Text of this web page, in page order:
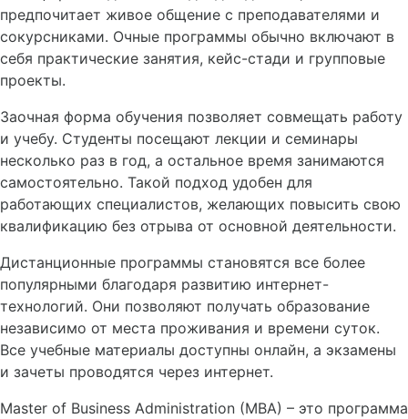
предпочитает живое общение с преподавателями и
сокурсниками. Очные программы обычно включают в
себя практические занятия, кейс-стади и групповые
проекты.
Заочная форма обучения позволяет совмещать работу
и учебу. Студенты посещают лекции и семинары
несколько раз в год, а остальное время занимаются
самостоятельно. Такой подход удобен для
работающих специалистов, желающих повысить свою
квалификацию без отрыва от основной деятельности.
Дистанционные программы становятся все более
популярными благодаря развитию интернет-
технологий. Они позволяют получать образование
независимо от места проживания и времени суток.
Все учебные материалы доступны онлайн, а экзамены
и зачеты проводятся через интернет.
Master of Business Administration (MBA) – это программа